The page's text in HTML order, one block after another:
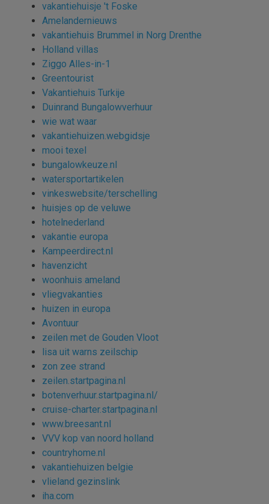
vakantiehuisje 't Foske
Amelandernieuws
vakantiehuis Brummel in Norg Drenthe
Holland villas
Ziggo Alles-in-1
Greentourist
Vakantiehuis Turkije
Duinrand Bungalowverhuur
wie wat waar
vakantiehuizen.webgidsje
mooi texel
bungalowkeuze.nl
watersportartikelen
vinkeswebsite/terschelling
huisjes op de veluwe
hotelnederland
vakantie europa
Kampeerdirect.nl
havenzicht
woonhuis ameland
vliegvakanties
huizen in europa
Avontuur
zeilen met de Gouden Vloot
lisa uit warns zeilschip
zon zee strand
zeilen.startpagina.nl
botenverhuur.startpagina.nl/
cruise-charter.startpagina.nl
www.breesant.nl
VVV kop van noord holland
countryhome.nl
vakantiehuizen belgie
vlieland gezinslink
iha.com